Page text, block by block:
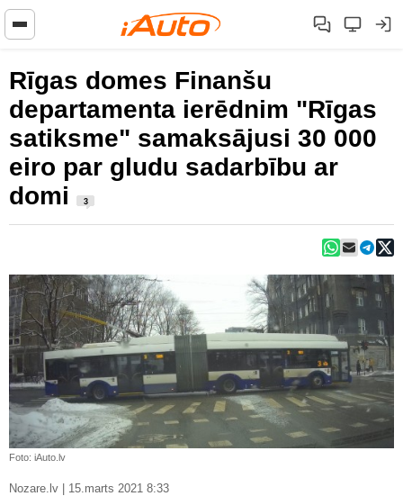
Rīgas domes Finanšu
departamenta ierēdnim "Rīgas
satiksme" samaksājusi 30 000
eiro par gludu sadarbību ar
domi
3
Foto: iAuto.lv
Nozare.lv | 15.marts 2021 8:33